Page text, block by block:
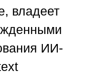
владеет
ИИ-